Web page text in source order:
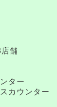
舗
ター
カウンター